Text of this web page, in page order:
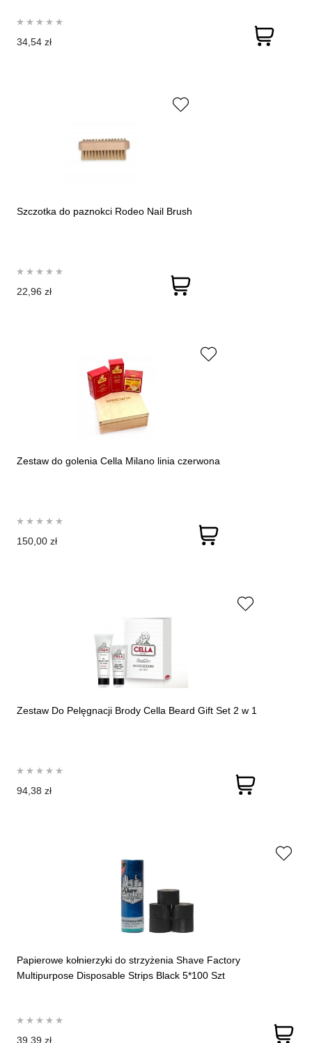
34,54 zł
Szczotka do paznokci Rodeo Nail Brush
22,96 zł
Zestaw do golenia Cella Milano linia czerwona
150,00 zł
Zestaw Do Pelęgnacji Brody Cella Beard Gift Set 2 w 1
94,38 zł
Papierowe kołnierzyki do strzyżenia Shave Factory
Multipurpose Disposable Strips Black 5*100 Szt
39,39 zł